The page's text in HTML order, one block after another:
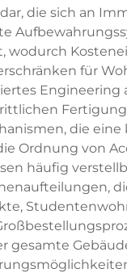
die sich an
wodurch
für
Engineering
die
Ordnung von
häufig
gesamte